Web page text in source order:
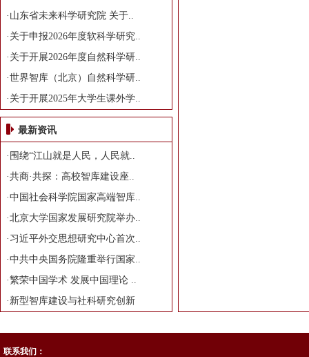
· 山东省未来科学研究院 关于..
· 关于申报2026年度软科学研究..
· 关于开展2026年度自然科学研..
·世界智库（北京）自然科学研..
· 关于开展2025年大学生课外学..
最新资讯
· 围绕“江山就是人民，人民就..
·共商·共探：高校智库建设座..
·中国社会科学院国家高端智库..
·北京大学国家发展研究院举办..
· 习近平外交思想研究中心首次..
·中共中央国务院隆重举行国家..
·繁荣中国学术 发展中国理论 ..
· 新型智库建设与社科研究创新
联系我们：